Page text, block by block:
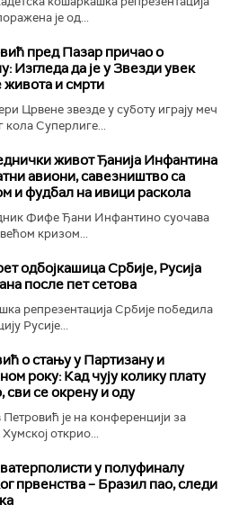
је од...
пред Пазар причао о
Изгледа да је у Звезди увек
живота и смрти
Црвене звезде у суботу играју меч
кола Суперлиге...
живот Ђанија Инфантина
авиони, савезништво са
и фудбал на ивици раскола
Фифе Ђани Инфантино суочава
кризом...
одбојкашица Србије, Русија
после пет сетова
репрезентација Србије победила
Русије...
о стању у Партизану и
року: Кад чују колику плату
сви се окрену и оду
је на конференцији за
Хумској открио...
у полуфиналу
првенства – Бразил пао, следи